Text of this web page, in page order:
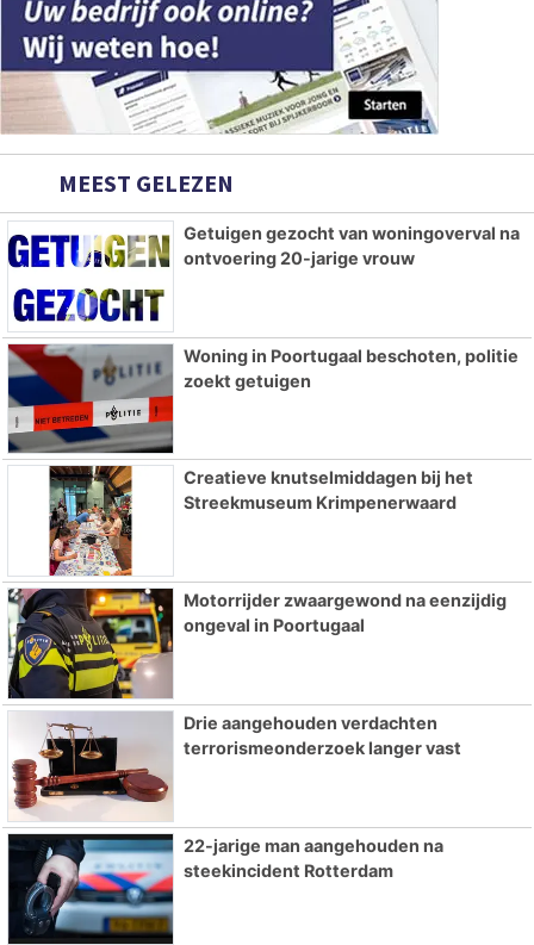
MEEST GELEZEN
Getuigen gezocht van woningoverval na
ontvoering 20-jarige vrouw
Woning in Poortugaal beschoten, politie
zoekt getuigen
Creatieve knutselmiddagen bij het
Streekmuseum Krimpenerwaard
Motorrijder zwaargewond na eenzijdig
ongeval in Poortugaal
Drie aangehouden verdachten
terrorismeonderzoek langer vast
22-jarige man aangehouden na
steekincident Rotterdam